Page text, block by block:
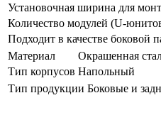
Установочная ширина для
Количество модулей (U-
Подходит в качестве боковой
Материал
Окрашенная
Тип корпусов Напольный
Тип продукции Боковые и